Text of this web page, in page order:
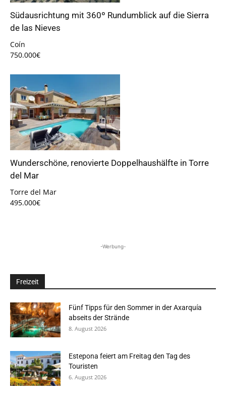
Südausrichtung mit 360º Rundumblick auf die Sierra
de las Nieves
Coín
750.000€
Wunderschöne, renovierte Doppelhaushälfte in Torre
del Mar
Torre del Mar
495.000€
-Werbung-
Freizeit
Fünf Tipps für den Sommer in der Axarquía
abseits der Strände
8. August 2026
Estepona feiert am Freitag den Tag des
Touristen
6. August 2026